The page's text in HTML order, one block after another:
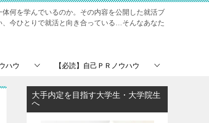
何を学んでいるのか。その内容を公開した就活ブ
今ひとりで就活と向き合っている…そんなあなた
ハウ 【必読】自己ＰＲノウハウ
大手内定を目指す大学生・大学院生
へ